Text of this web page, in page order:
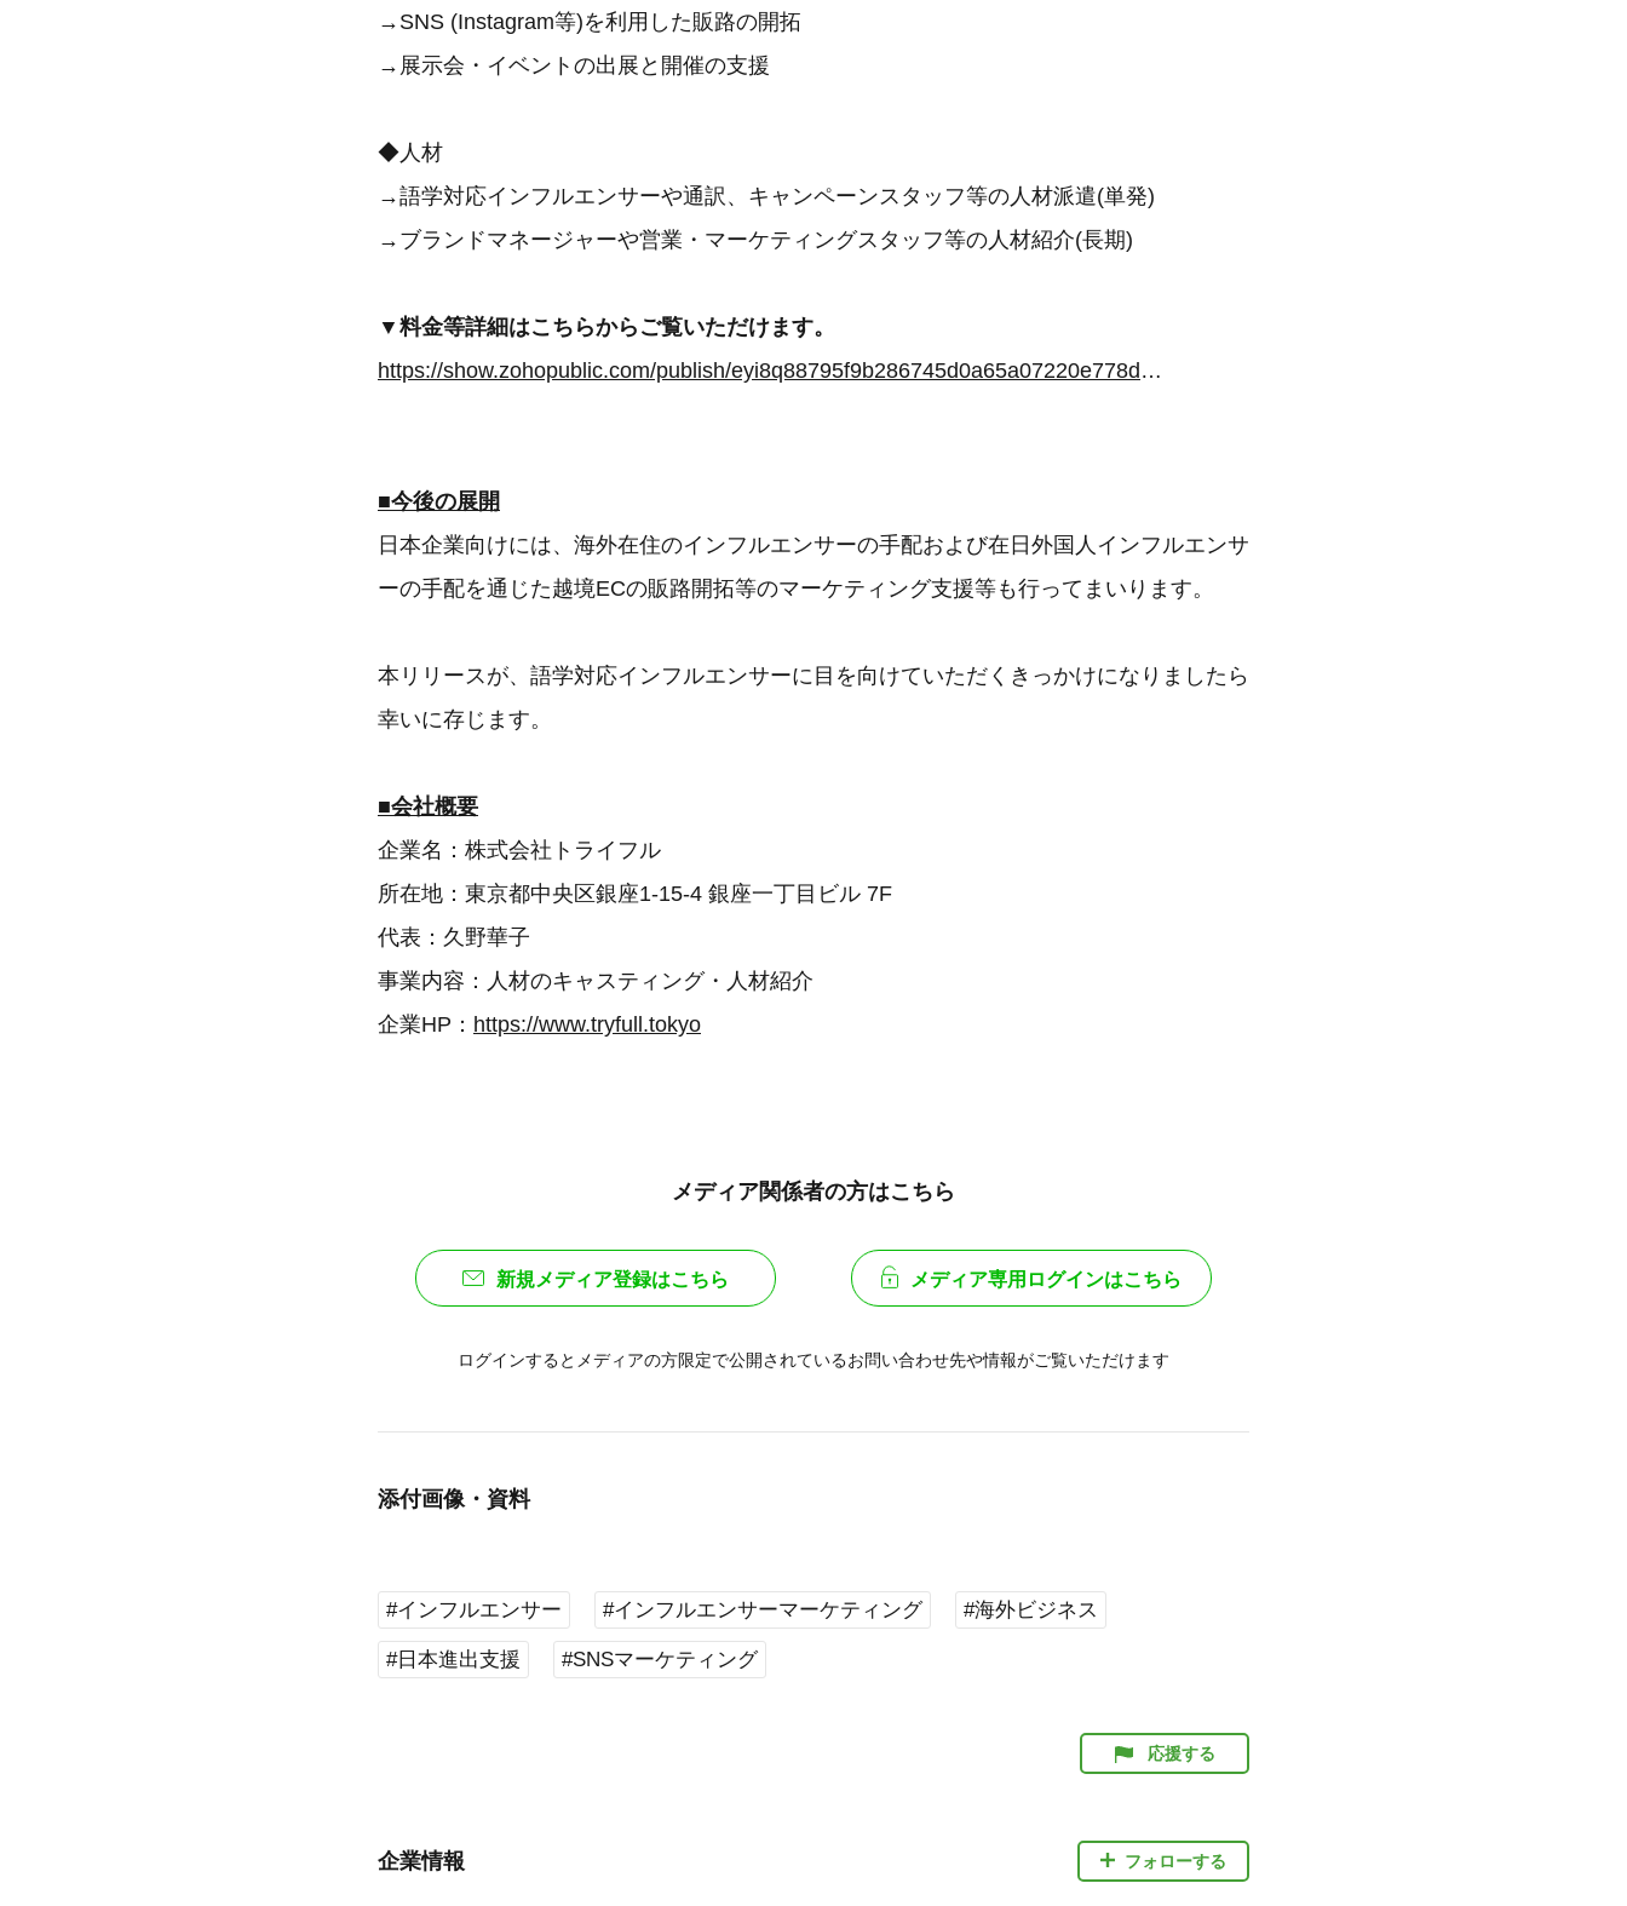
→SNS (Instagram等)を利用した販路の開拓
→展示会・イベントの出展と開催の支援
◆人材
→語学対応インフルエンサーや通訳、キャンペーンスタッフ等の人材派遣(単発)
→ブランドマネージャーや営業・マーケティングスタッフ等の人材紹介(長期)
▼料金等詳細はこちらからご覧いただけます。
https://show.zohopublic.com/publish/eyi8q88795f9b286745d0a65a07220e778d17
■今後の展開
日本企業向けには、海外在住のインフルエンサーの手配および在日外国人インフルエンサ
ーの手配を通じた越境ECの販路開拓等のマーケティング支援等も行ってまいります。
本リリースが、語学対応インフルエンサーに目を向けていただくきっかけになりましたら
幸いに存じます。
■会社概要
企業名：株式会社トライフル
所在地：東京都中央区銀座1-15-4 銀座一丁目ビル 7F
代表：久野華子
事業内容：人材のキャスティング・人材紹介
企業HP： https://www.tryfull.tokyo
メディア関係者の方はこちら
新規メディア登録はこちら メディア専用ログインはこちら
ログインするとメディアの方限定で公開されているお問い合わせ先や情報がご覧いただけます
添付画像・資料
#インフルエンサー #インフルエンサーマーケティング #海外ビジネス
#日本進出支援 #SNSマーケティング
応援する
企業情報 フォローする